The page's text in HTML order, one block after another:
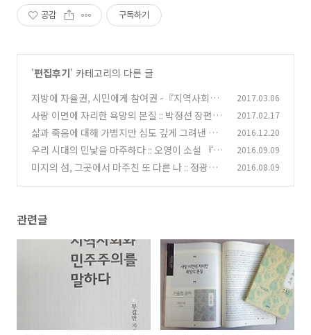
공감 구독하기
'편집후기' 카테고리의 다른 글
지방에 자율권, 시민에게 참여권 -『지역사회와
민주주의를 말하다』서평
(2)
2017.03.06
사랑 이면에 자리한 욕망의 본질 :: 박정선 장편소
설『가을의 유머』
(0)
2017.02.17
삶과 죽음에 대해 가볍지만 심도 깊게 그려낸 작
품 -『올가의 장례식날 생긴 일』 모니카 마론 지
음/정인모 옮김
(0)
2016.12.20
우리 시대의 민낯을 마주하다 :: 오영이 소설 『독
일산 삼중바닥 프라이팬』
(2)
2016.09.09
미지의 섬, 그곳에서 마주친 또 다른 나 :: 정광모
2016.08.09
관련글